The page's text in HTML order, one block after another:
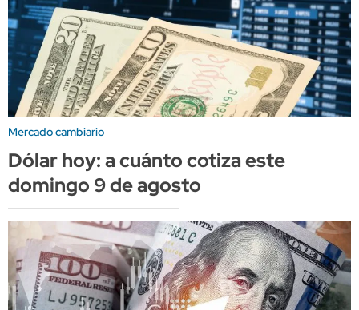
Mercado cambiario
Dólar hoy: a cuánto cotiza este
domingo 9 de agosto